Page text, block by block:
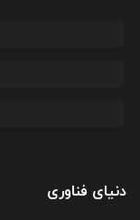
دنیای فناوری